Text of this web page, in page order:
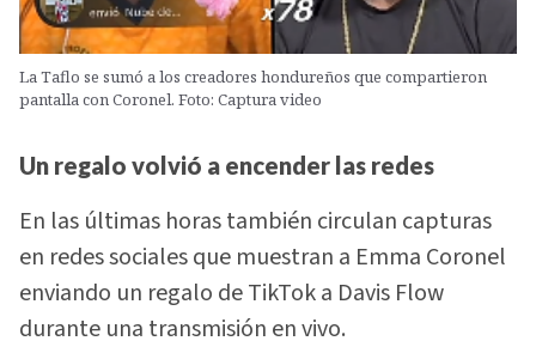
La Taflo se sumó a los creadores hondureños que compartieron
pantalla con Coronel. Foto: Captura video
Un regalo volvió a encender las redes
En las últimas horas también circulan capturas
en redes sociales que muestran a Emma Coronel
enviando un regalo de TikTok a Davis Flow
durante una transmisión en vivo.